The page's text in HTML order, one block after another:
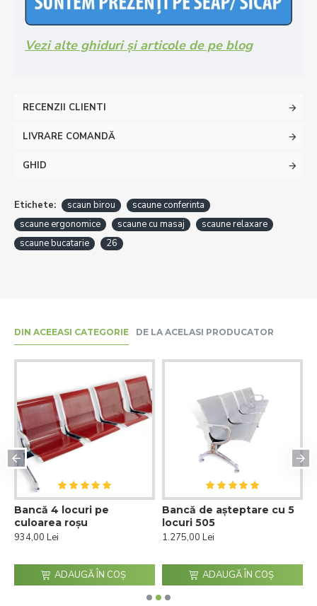
Vezi alte ghiduri și articole de pe blog
RECENZII CLIENTI
LIVRARE COMANDĂ
GHID
Etichete: scaun birou
scaune conferinta
scaune ergonomice
scaune cu masaj
scaune relaxare
scaune bucatarie
26
DIN ACEEASI CATEGORIE DE LA ACELASI PRODUCATOR
Bancă 4 locuri pe
culoarea roșu
934,00 Lei
ADAUGĂ ÎN COŞ
Bancă de așteptare cu 5
locuri 505
1.275,00 Lei
ADAUGĂ ÎN COŞ